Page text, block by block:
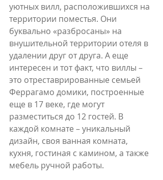
уютных вилл, расположившихся на
территории поместья. Они
буквально «разбросаны» на
внушительной территории отеля в
удалении друг от друга. А еще
интересен и тот факт, что виллы –
это отреставрированные семьей
Феррагамо домики, построенные
еще в 17 веке, где могут
разместиться до 12 гостей. В
каждой комнате – уникальный
дизайн, своя ванная комната,
кухня, гостиная с камином, а также
мебель ручной работы.